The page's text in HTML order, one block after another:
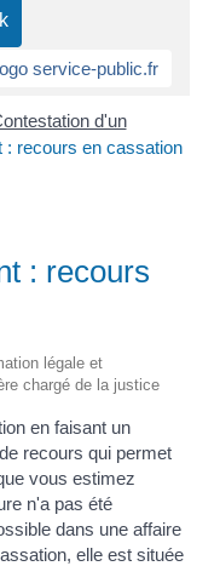
d'un
: recours en cassation
: recours
légale et
chargé de la justice
en faisant un
recours qui permet
vous estimez
n'a pas été
dans une affaire
elle est située